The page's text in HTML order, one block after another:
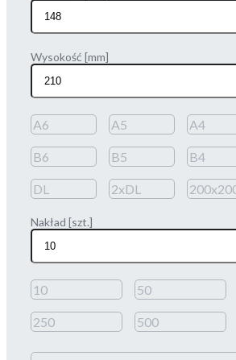
Wysokość [mm]
A6 A5 A4
B6 B5 B4
DL 2xDL
Nakład [szt.]
10 50
250 500